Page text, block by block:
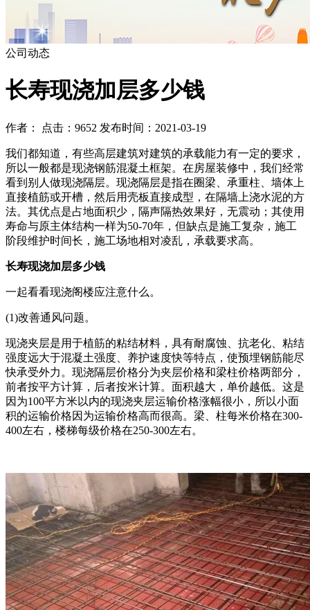
公司动态
长寿现浇加层多少钱
作者： 点击：9652 发布时间：2021-03-19
我们都知道，有些高层建筑对建筑的承载能力有一定的要求，
所以一般都是现浇钢筋混凝土框架。在房屋装修中，我们经常
看到别人做现浇隔层。现浇隔层是指在圈梁、承重柱、墙体上
直接植筋或开槽，然后用壳板直接成型，在隔墙上浇水泥的方
法。其优点是占地面积少，隔声隔热效果好，无震动；其使用
寿命与原主体结构一样为50-70年，但缺点是施工复杂，施工
阶段维护时间长，施工场地相对凌乱，承载要求高。
长寿现浇加层多少钱
一起看看现浇阁楼应注意什么。
(1)改善通风问题。
现浇夹层是用于植筋的粘结材料，具有耐腐蚀、抗老化、粘结
强度远大于混凝土强度、养护速度快等特点，使预埋钢筋能尽
快承受外力。现浇隔层价格分为夹层价格和梁柱价格两部分，
前者按平方计算，后者按米计算。面积越大，单价越低。这是
因为100平方米以内的现浇夹层运输价格涨幅很小，所以小面
积的运输价格因为运输价格高而很高。梁、柱每米价格在300-
400左右，楼梯每级价格在250-300左右。